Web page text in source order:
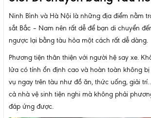
Ninh Bình và Hà Nội là những địa điểm nằm
sắt Bắc – Nam nên rất dễ để bạn di chuyển
ngược lại bằng tàu hỏa một cách rất dễ dàng.
Phương tiện thân thiện với người hệ say xe.
lửa có tính ổn định cao và hoàn toàn không bị
vụ ngay trên tàu như đồ ăn, thức uống, giải
cả nhà vệ sinh tiện nghi mà không phải
đáp ứng được.